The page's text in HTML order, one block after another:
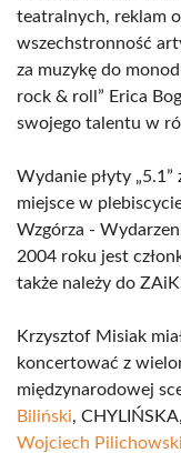
teatralnych, reklam
wszechstronność
za muzykę do
rock & roll” Erica
swojego talentu w
Wydanie płyty „5.1”
miejsce w
Wzgórza -
2004 roku jest
także należy do
Krzysztof Misiak
koncertować z
międzynarodowej
Biliński,
Wojciech Pilichowski